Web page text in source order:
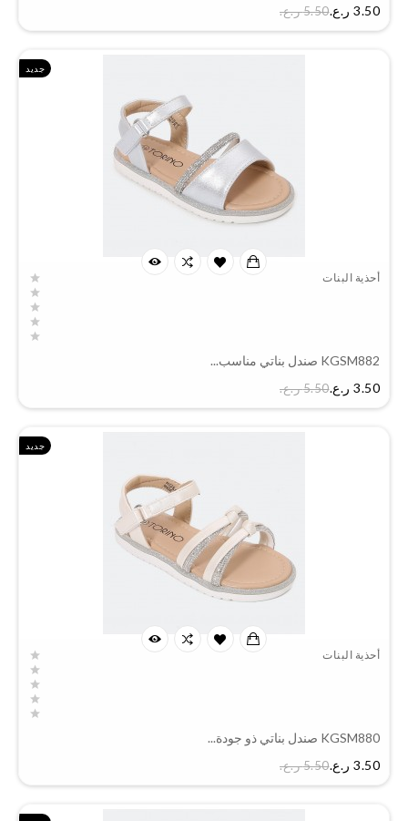
3.50 ر.ع.‏
5.50 ر.ع.‏
جديد
أحذية البنات
KGSM882 صندل بناتي مناسب...
3.50 ر.ع.‏
5.50 ر.ع.‏
جديد
أحذية البنات
KGSM880 صندل بناتي ذو جودة...
3.50 ر.ع.‏
5.50 ر.ع.‏